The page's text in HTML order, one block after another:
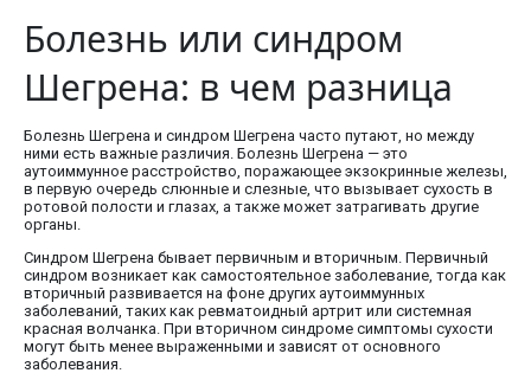
Болезнь или синдром
Шегрена: в чем разница
Болезнь Шегрена и синдром Шегрена часто путают, но между
ними есть важные различия. Болезнь Шегрена — это
аутоиммунное расстройство, поражающее экзокринные железы,
в первую очередь слюнные и слезные, что вызывает сухость в
ротовой полости и глазах, а также может затрагивать другие
органы.
Синдром Шегрена бывает первичным и вторичным. Первичный
синдром возникает как самостоятельное заболевание, тогда как
вторичный развивается на фоне других аутоиммунных
заболеваний, таких как ревматоидный артрит или системная
красная волчанка. При вторичном синдроме симптомы сухости
могут быть менее выраженными и зависят от основного
заболевания.